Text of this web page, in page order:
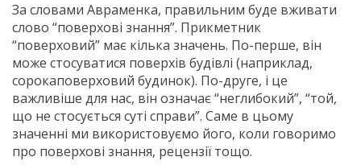
За словами Авраменка, правильним буде вживати
слово “поверхові знання”. Прикметник
“поверховий” має кілька значень. По-перше, він
може стосуватися поверхів будівлі (наприклад,
сорокаповерховий будинок). По-друге, і це
важливіше для нас, він означає “неглибокий”, “той,
що не стосується суті справи”. Саме в цьому
значенні ми використовуємо його, коли говоримо
про поверхові знання, рецензії тощо.